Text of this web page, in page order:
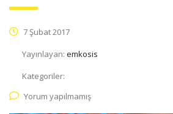
7 Şubat 2017
Yayınlayan: emkosis
Kategoriler:
Yorum yapılmamış